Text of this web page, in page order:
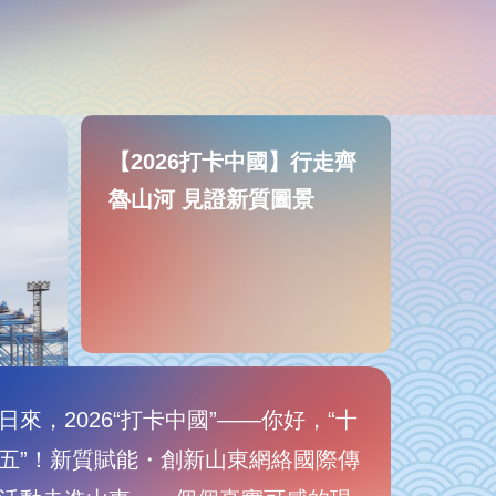
【2026打卡中國】行走齊
魯山河 見證新質圖景
來，2026“打卡中國”——你好，“十
”！新質賦能・創新山東網絡國際傳